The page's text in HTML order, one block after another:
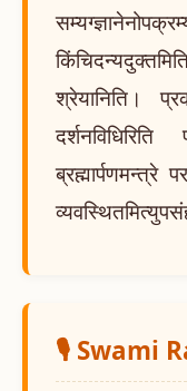
श्रेयानिति।
ब्रह्मार्पणमन्त्रे
🎙️ Swami